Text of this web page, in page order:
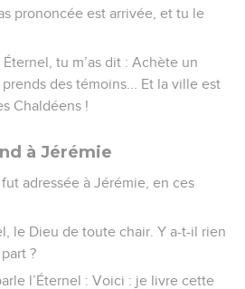
prononcée est arrivée, et tu le
tu m’as dit : Achète un
des témoins... Et la ville est
Chaldéens !
à Jérémie
adressée à Jérémie, en ces
le Dieu de toute chair. Y a-t-il rien
?
l’Éternel : Voici : je livre cette